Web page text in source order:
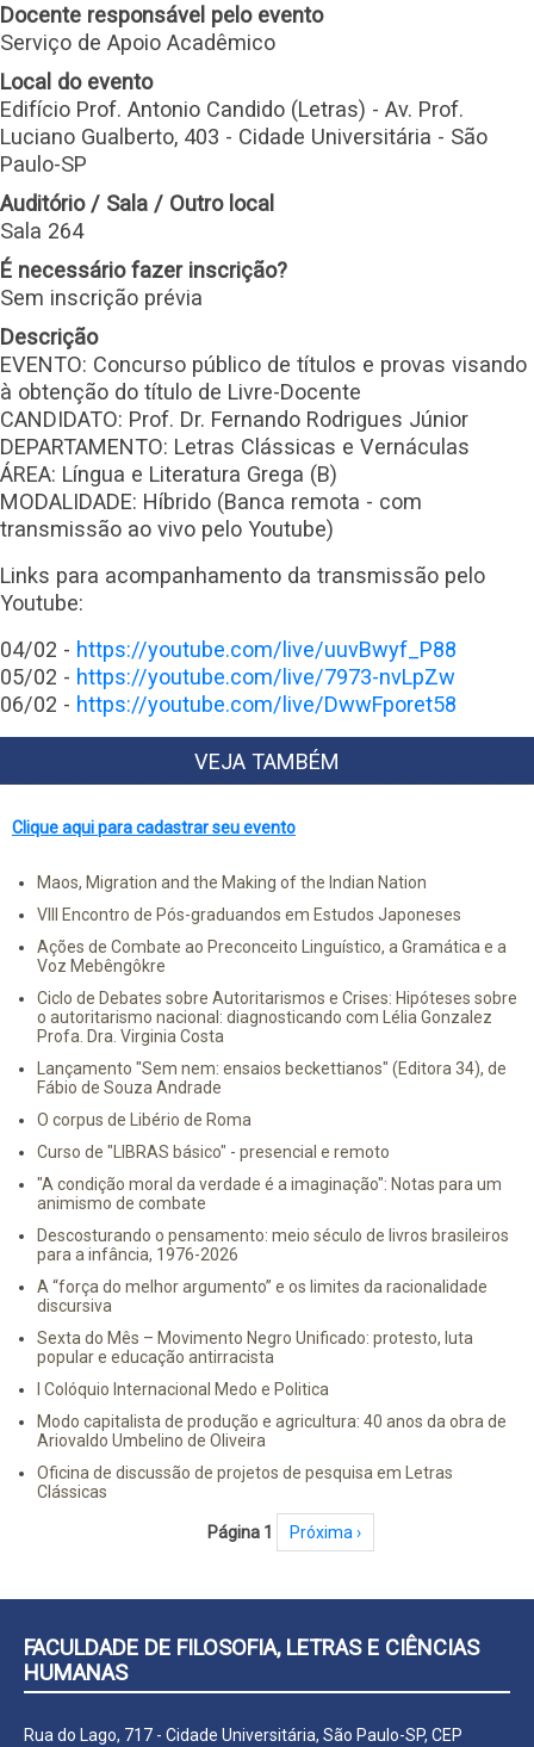
Docente responsável pelo evento
Serviço de Apoio Acadêmico
Local do evento
Edifício Prof. Antonio Candido (Letras) - Av. Prof.
Luciano Gualberto, 403 - Cidade Universitária - São
Paulo-SP
Auditório / Sala / Outro local
Sala 264
É necessário fazer inscrição?
Sem inscrição prévia
Descrição
EVENTO: Concurso público de títulos e provas visando
à obtenção do título de Livre-Docente
CANDIDATO: Prof. Dr. Fernando Rodrigues Júnior
DEPARTAMENTO: Letras Clássicas e Vernáculas
ÁREA: Língua e Literatura Grega (B)
MODALIDADE: Híbrido (Banca remota - com
transmissão ao vivo pelo Youtube)
Links para acompanhamento da transmissão pelo
Youtube:
04/02 - https://youtube.com/live/uuvBwyf_P88
05/02 - https://youtube.com/live/7973-nvLpZw
06/02 - https://youtube.com/live/DwwFporet58
VEJA TAMBÉM
Clique aqui para cadastrar seu evento
Maos, Migration and the Making of the Indian Nation
VIII Encontro de Pós-graduandos em Estudos Japoneses
Ações de Combate ao Preconceito Linguístico, a Gramática e a
Voz Mebêngôkre
Ciclo de Debates sobre Autoritarismos e Crises: Hipóteses sobre
o autoritarismo nacional: diagnosticando com Lélia Gonzalez
Profa. Dra. Virginia Costa
Lançamento "Sem nem: ensaios beckettianos" (Editora 34), de
Fábio de Souza Andrade
O corpus de Libério de Roma
Curso de "LIBRAS básico" - presencial e remoto
"A condição moral da verdade é a imaginação": Notas para um
animismo de combate
Descosturando o pensamento: meio século de livros brasileiros
para a infância, 1976-2026
A “força do melhor argumento” e os limites da racionalidade
discursiva
Sexta do Mês – Movimento Negro Unificado: protesto, luta
popular e educação antirracista
I Colóquio Internacional Medo e Politica
Modo capitalista de produção e agricultura: 40 anos da obra de
Ariovaldo Umbelino de Oliveira
Oficina de discussão de projetos de pesquisa em Letras
Clássicas
Página 1 Próxima página
Próxima ›
FACULDADE DE FILOSOFIA, LETRAS E CIÊNCIAS
HUMANAS
Rua do Lago, 717 - Cidade Universitária, São Paulo-SP, CEP